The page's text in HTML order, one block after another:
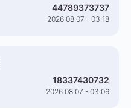
44789373737
2026 08 07 - 03:18
18337430732
2026 08 07 - 03:06